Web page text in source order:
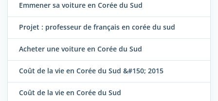
Emmener sa voiture en Corée du Sud
Projet : professeur de français en corée du sud
Acheter une voiture en Corée du Sud
Coût de la vie en Corée du Sud &#150; 2015
Coût de la vie en Corée du Sud